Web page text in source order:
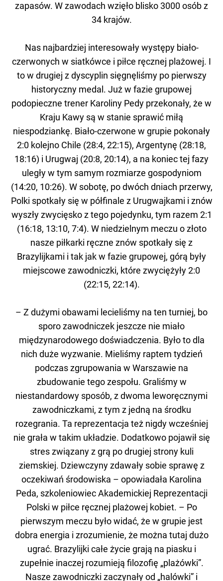
zapasów. W zawodach wzięło blisko 3000 osób z
34 krajów.
Nas najbardziej interesowały występy biało-
czerwonych w siatkówce i piłce ręcznej plażowej. I
to w drugiej z dyscyplin sięgnęliśmy po pierwszy
historyczny medal. Już w fazie grupowej
podopieczne trener Karoliny Pedy przekonały, że w
Kraju Kawy są w stanie sprawić miłą
niespodziankę. Biało-czerwone w grupie pokonały
2:0 kolejno Chile (28:4, 22:15), Argentynę (28:18,
18:16) i Urugwaj (20:8, 20:14), a na koniec tej fazy
uległy w tym samym rozmiarze gospodyniom
(14:20, 10:26). W sobotę, po dwóch dniach przerwy,
Polki spotkały się w półfinale z Urugwajkami i znów
wyszły zwycięsko z tego pojedynku, tym razem 2:1
(16:18, 13:10, 7:4). W niedzielnym meczu o złoto
nasze piłkarki ręczne znów spotkały się z
Brazylijkami i tak jak w fazie grupowej, górą były
miejscowe zawodniczki, które zwyciężyły 2:0
(22:15, 22:14).
– Z dużymi obawami lecieliśmy na ten turniej, bo
sporo zawodniczek jeszcze nie miało
międzynarodowego doświadczenia. Było to dla
nich duże wyzwanie. Mieliśmy raptem tydzień
podczas zgrupowania w Warszawie na
zbudowanie tego zespołu. Graliśmy w
niestandardowy sposób, z dwoma leworęcznymi
zawodniczkami, z tym z jedną na środku
rozegrania. Ta reprezentacja też nigdy wcześniej
nie grała w takim układzie. Dodatkowo pojawił się
stres związany z grą po drugiej strony kuli
ziemskiej. Dziewczyny zdawały sobie sprawę z
oczekiwań środowiska – opowiadała Karolina
Peda, szkoleniowiec Akademickiej Reprezentacji
Polski w piłce ręcznej plażowej kobiet. – Po
pierwszym meczu było widać, że w grupie jest
dobra energia i zrozumienie, że można tutaj dużo
ugrać. Brazylijki całe życie grają na piasku i
zupełnie inaczej rozumieją filozofię „plażówki”.
Nasze zawodniczki zaczynały od „halówki” i